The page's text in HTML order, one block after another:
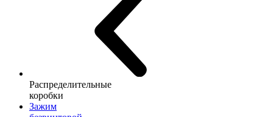
Распределительные
коробки
Зажим